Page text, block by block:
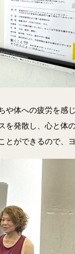
体への疲労を感
発散し、心と体
とができるので、